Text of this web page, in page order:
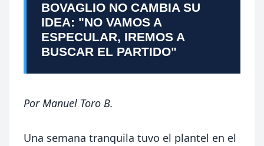
BOVAGLIO NO CAMBIA SU
IDEA: "NO VAMOS A
ESPECULAR, IREMOS A
BUSCAR EL PARTIDO"
PorManuel Toro B.
Una semana tranquila tuvo el plantel en el